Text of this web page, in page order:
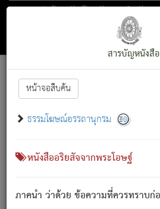
ตอน 1 ว่าด้วย สัตว์โลกกับจตุราริยสัจ
สารบัญหนังสือ
หน้าจอสืบค้น
ธรรมโฆษณ์อรรถานุกรม
หนังสืออริยสัจจากพระโอษฐ์
ภาคนำ ว่าด้วย ข้อความที่ควรทราบก่
Font :15 ]||
สัตว์โลกนี้ เกิดความเดือดร้อนแล้ว
เขาสำคัญสิ่งใด โดยความเป็นประก
(ตามที่เป็นจริง) โดยประการอื่นจากที่เข
สัตว์โลกติดข้องอยู่ในภพ ถูกภพบัง
เป็นอย่างอื่น (จากที่มันเป็นอยู่จริง) จึงไ